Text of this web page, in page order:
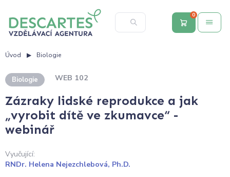
0
Úvod Biologie
Biologie WEB 102
Zázraky lidské reprodukce a jak
„vyrobit dítě ve zkumavce“ -
webinář
Vyučující:
RNDr. Helena Nejezchlebová, Ph.D.